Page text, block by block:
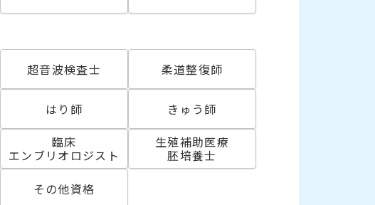
超音波検査士
柔道整復師
はり師 きゅう師
臨床
エンブリオロジスト
生殖補助医療
胚培養士
その他資格